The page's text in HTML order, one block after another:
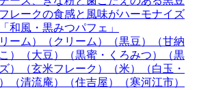
レークの食感と風味がハーモナイズ
和風・黒みつパフェ」
ーム）（クリーム）（黒豆）（甘納
）（大豆）（黒蜜・くろみつ）（黒
）（玄米フレーク）（米）（白玉・
（清流庵）（住吉屋）（寒河江市）